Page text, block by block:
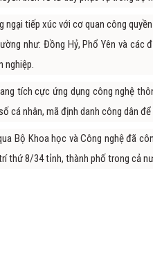
tiếp xúc với cơ quan công
như: Đồng Hỷ, Phổ Yên và
nghiệp.
tích cực ứng dụng công nghệ
cá nhân, mã định danh công dân
Bộ Khoa học và Công nghệ đã
thứ 8/34 tỉnh, thành phố trong cả